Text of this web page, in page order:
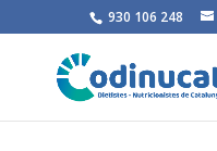
930 106 248